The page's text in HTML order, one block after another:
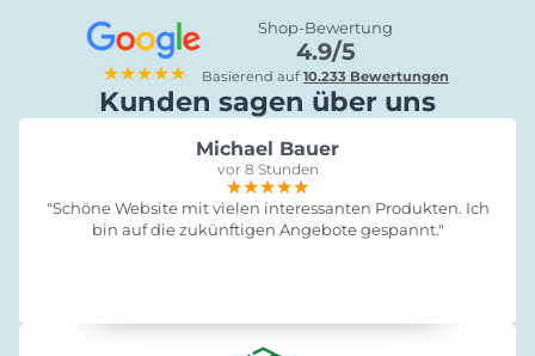
★★★★★
Shop-Bewertung
4.9/5
Basierend auf10.233 Bewertungen
Kunden sagen über uns
Michael Bauer
vor 8 Stunden
★★★★★
★★★★★
★★★★★
"Schöne Website mit vielen interessanten Produkten. Ich
bin auf die zukünftigen Angebote gespannt."